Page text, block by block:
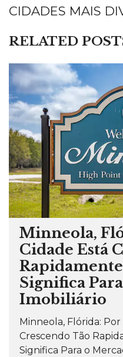
CIDADES MAIS
RELATED
Minneola,
Cidade Está
Rapidamente
Significa
Imobiliário
Minneola, Flórida:
Crescendo Tão
Significa Para o